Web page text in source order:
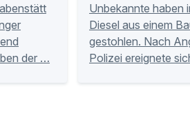
der …
Unbekannte haben
Diesel aus einem
gestohlen. Nach
Polizei ereignete